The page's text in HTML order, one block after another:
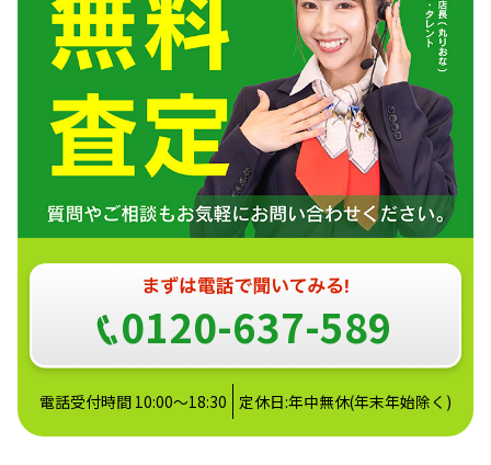
0120-637-589
電話受付時間 10:00～18:30 定休日:年中無休(年末年始除く)